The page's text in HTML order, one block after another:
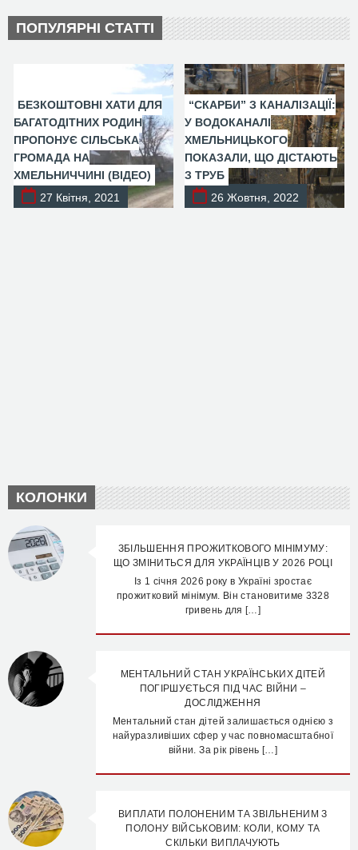
ПОПУЛЯРНІ СТАТТІ
БЕЗКОШТОВНІ ХАТИ ДЛЯ
БАГАТОДІТНИХ РОДИН
ПРОПОНУЄ СІЛЬСЬКА
ГРОМАДА НА
ХМЕЛЬНИЧЧИНІ (ВІДЕО)
27 Квітня, 2021
“СКАРБИ” З КАНАЛІЗАЦІЇ:
У ВОДОКАНАЛІ
ХМЕЛЬНИЦЬКОГО
ПОКАЗАЛИ, ЩО ДІСТАЮТЬ
З ТРУБ
26 Жовтня, 2022
КОЛОНКИ
ЗБІЛЬШЕННЯ ПРОЖИТКОВОГО МІНІМУМУ:
ЩО ЗМІНИТЬСЯ ДЛЯ УКРАЇНЦІВ У 2026 РОЦІ
Із 1 січня 2026 року в Україні зростає
прожитковий мінімум. Він становитиме 3328
гривень для […]
МЕНТАЛЬНИЙ СТАН УКРАЇНСЬКИХ ДІТЕЙ
ПОГІРШУЄТЬСЯ ПІД ЧАС ВІЙНИ –
ДОСЛІДЖЕННЯ
Ментальний стан дітей залишається однією з
найуразливіших сфер у час повномасштабної
війни. За рік рівень […]
ВИПЛАТИ ПОЛОНЕНИМ ТА ЗВІЛЬНЕНИМ З
ПОЛОНУ ВІЙСЬКОВИМ: КОЛИ, КОМУ ТА
СКІЛЬКИ ВИПЛАЧУЮТЬ